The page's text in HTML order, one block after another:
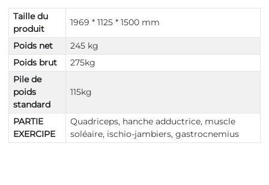
Taille du
produit
1969 * 1125 * 1500 mm
Poids net
245 kg
Poids brut
275kg
Pile de
poids
standard
115kg
PARTIE
EXERCIPE
Quadriceps, hanche adductrice, muscle
soléaire, ischio-jambiers, gastrocnemius